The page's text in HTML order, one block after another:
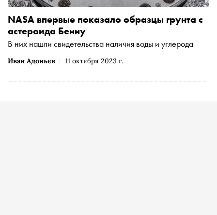
Иван Адоньев 11 октября 2023 г.
NASA впервые показало образцы грунта с
астероида Бенну
В них нашли свидетельства наличия воды и углерода